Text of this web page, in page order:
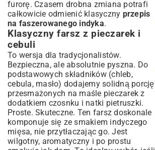
furorę. Czasem drobna zmiana potrafi
całkowicie odmienić klasyczny przepis
na faszerowanego indyka.
Klasyczny farsz z pieczarek i
cebuli
To wersja dla tradycjonalistów.
Bezpieczna, ale absolutnie pyszna. Do
podstawowych składników (chleb,
cebula, masło) dodajemy solidną porcję
przesmażonych na maśle pieczarek z
dodatkiem czosnku i natki pietruszki.
Proste. Skuteczne. Ten farsz doskonale
komponuje się ze smakiem indyczego
mięsa, nie przytłaczając go. Jest
wilgotny, aromatyczny i po prostu